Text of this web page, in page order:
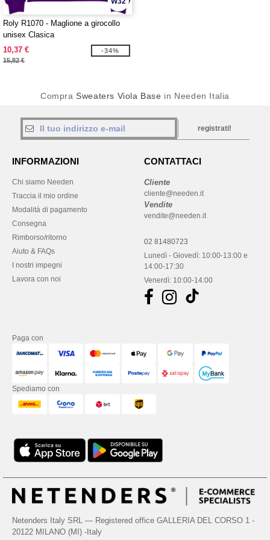
Roly R1070 - Maglione a girocollo
unisex Clasica
10,37 €
15,82 €
-34%
Compra Sweaters Viola Base in Needen Italia
registrati!
INFORMAZIONI
Chi siamo Needen
Traccia il mio ordine
Modalità di pagamento
Consegna
Rimborso/ritorno
Aiuto & FAQs
I nostri impegni
Lavora con noi
CONTATTACI
Cliente
cliente@needen.it
Vendite
vendite@needen.it
02 81480723
Lunedì - Giovedì: 10:00-13:00 e
14:00-17:30
Venerdì: 10:00-14:00
Paga con
Spediamo con
Netenders Italy SRL — Registered office GALLERIA DEL CORSO 1 -
20122 MILANO (MI) -Italy